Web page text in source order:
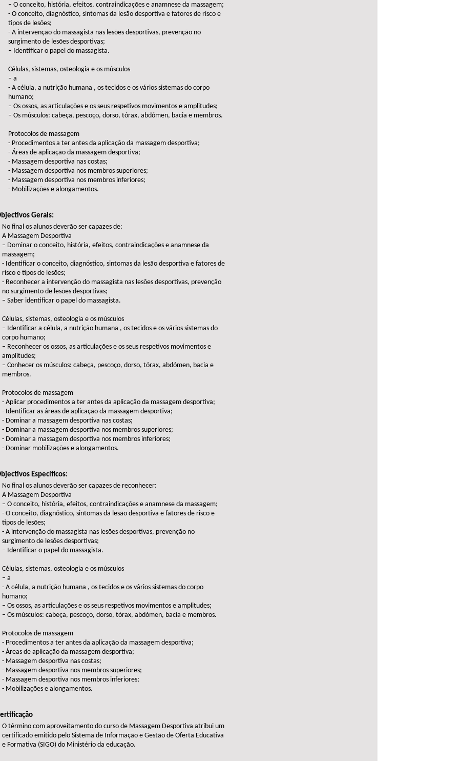
– O conceito, história, efeitos, contraindicações e anamnese da massagem;
- O conceito, diagnóstico, sintomas da lesão desportiva e fatores de risco e
tipos de lesões;
- A intervenção do massagista nas lesões desportivas, prevenção no
surgimento de lesões desportivas;
– Identificar o papel do massagista.
Células, sistemas, osteologia e os músculos
– a
- A célula, a nutrição humana , os tecidos e os vários sistemas do corpo
humano;
– Os ossos, as articulações e os seus respetivos movimentos e amplitudes;
– Os músculos: cabeça, pescoço, dorso, tórax, abdómen, bacia e membros.
Protocolos de massagem
- Procedimentos a ter antes da aplicação da massagem desportiva;
- Áreas de aplicação da massagem desportiva;
- Massagem desportiva nas costas;
- Massagem desportiva nos membros superiores;
- Massagem desportiva nos membros inferiores;
- Mobilizações e alongamentos.
Gerais:
No final os alunos deverão ser capazes de:
A Massagem Desportiva
– Dominar o conceito, história, efeitos, contraindicações e anamnese da
massagem;
- Identificar o conceito, diagnóstico, sintomas da lesão desportiva e fatores de
risco e tipos de lesões;
- Reconhecer a intervenção do massagista nas lesões desportivas, prevenção
no surgimento de lesões desportivas;
– Saber identificar o papel do massagista.
Células, sistemas, osteologia e os músculos
– Identificar a célula, a nutrição humana , os tecidos e os vários sistemas do
corpo humano;
– Reconhecer os ossos, as articulações e os seus respetivos movimentos e
amplitudes;
– Conhecer os músculos: cabeça, pescoço, dorso, tórax, abdómen, bacia e
membros.
Protocolos de massagem
- Aplicar procedimentos a ter antes da aplicação da massagem desportiva;
- Identificar as áreas de aplicação da massagem desportiva;
- Dominar a massagem desportiva nas costas;
- Dominar a massagem desportiva nos membros superiores;
- Dominar a massagem desportiva nos membros inferiores;
- Dominar mobilizações e alongamentos.
Específicos:
No final os alunos deverão ser capazes de reconhecer:
A Massagem Desportiva
– O conceito, história, efeitos, contraindicações e anamnese da massagem;
- O conceito, diagnóstico, sintomas da lesão desportiva e fatores de risco e
tipos de lesões;
- A intervenção do massagista nas lesões desportivas, prevenção no
surgimento de lesões desportivas;
– Identificar o papel do massagista.
Células, sistemas, osteologia e os músculos
– a
- A célula, a nutrição humana , os tecidos e os vários sistemas do corpo
humano;
– Os ossos, as articulações e os seus respetivos movimentos e amplitudes;
– Os músculos: cabeça, pescoço, dorso, tórax, abdómen, bacia e membros.
Protocolos de massagem
- Procedimentos a ter antes da aplicação da massagem desportiva;
- Áreas de aplicação da massagem desportiva;
- Massagem desportiva nas costas;
- Massagem desportiva nos membros superiores;
- Massagem desportiva nos membros inferiores;
- Mobilizações e alongamentos.
O término com aproveitamento do curso de Massagem Desportiva atribui um
certificado emitido pelo Sistema de Informação e Gestão de Oferta Educativa
e Formativa (SIGO) do Ministério da educação.